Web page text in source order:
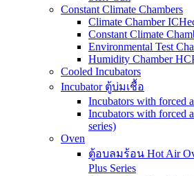
Constant Climate Chambers
Climate Chamber
Constant Climate
Environmental Test
Humidity Chamber
Cooled Incubators
Incubator ตู้บ่มเชื้อ
Incubators with forced
Incubators with forced
series)
Oven
ตู้อบลมร้อน Hot Air
Plus Series